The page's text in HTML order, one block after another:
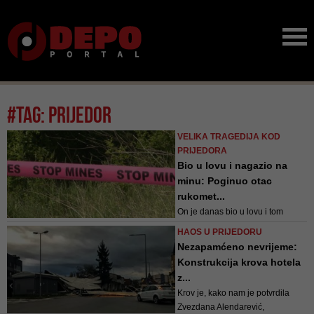
#tag: prijedor
VELIKA TRAGEDIJA KOD
PRIJEDORA
Bio u lovu i nagazio na
minu: Poginuo otac
rukomet...
On je danas bio u lovu i tom
HAOS U PRIJEDORU
Nezapamćeno nevrijeme:
Konstrukcija krova hotela
z...
Krov je, kako nam je potvrdila
Zvezdana Alendarević,